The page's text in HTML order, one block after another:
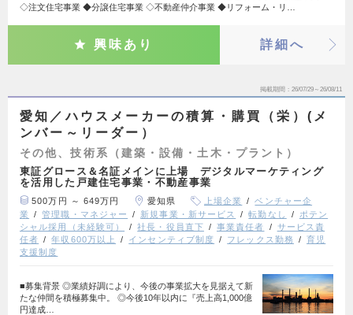
◇注文住宅事業 ◆分譲住宅事業 ◇不動産仲介事業 ◆リフォーム・リ…
興味あり 詳細へ
掲載期間 26/07/29～26/08/11
愛知／ハウスメーカーの積算・購買（栄）(メ
ンバー～リーダー）
その他、技術系（建築・設備・土木・プラント）
東証グロース＆名証メインに上場 デジタルマーケティング
を活用した戸建住宅事業・不動産事業
500万円 ～ 649万円 愛知県 上場企業
ベンチャー企
業
管理職・マネジャー 新規事業・新サービス 転勤なし
ポテン
シャル採用（未経験可）
社長・役員直下 事業責任者
サービス責
任者
年収600万以上 インセンティブ制度 フレックス勤務
育児
支援制度
■募集背景 ◎業績好調により、今後の事業拡大を見据えて新
たな仲間を積極募集中。 ◎今後10年以内に『売上高1,000億
円達成…